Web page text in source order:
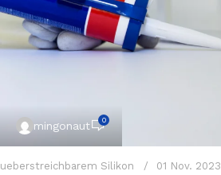
mingonaut 0
ueberstreichbarem Silikon 01 Nov. 2023